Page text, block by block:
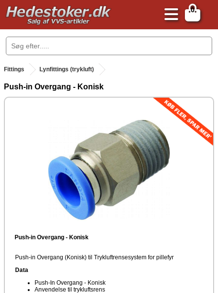
0
.
Fittings Lynfittings (trykluft)
Push-in Overgang - Konisk
Push-in Overgang - Konisk
Push-in Overgang (Konisk) til Trykluftrensesystem for pillefyr
Data
Push-In Overgang - Konisk
Anvendelse til trykluftsrens